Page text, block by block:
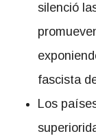
silenció
fascista
Los